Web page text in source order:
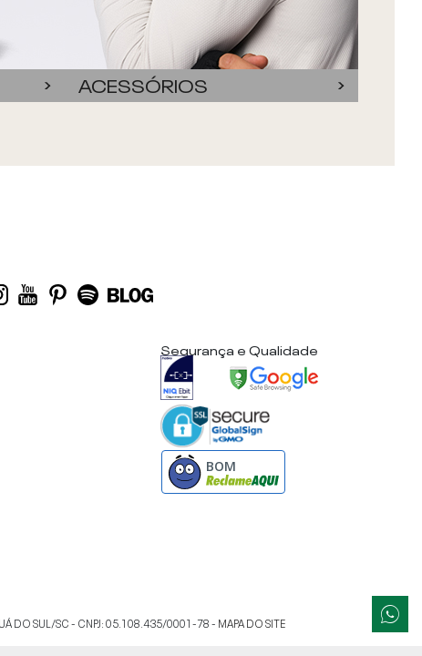
ACESSÓRIOS
Segurança e Qualidade
BOM
DO SUL /SC- CNPJ:05.108.435/0001-78- MAPA DO SITE